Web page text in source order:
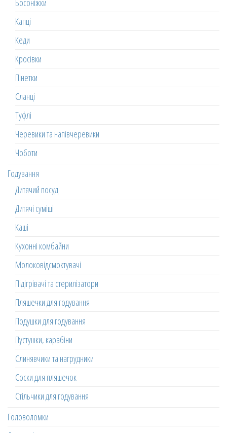
Босоніжки
Капці
Кеди
Кросівки
Пінетки
Сланці
Туфлі
Черевики та напівчеревики
Чоботи
Годування
Дитячий посуд
Дитячі суміші
Каші
Кухонні комбайни
Молоковідсмоктувачі
Підігрівачі та стерилізатори
Пляшечки для годування
Подушки для годування
Пустушки, карабіни
Слинявчики та нагрудники
Соски для пляшечок
Стільчики для годування
Головоломки